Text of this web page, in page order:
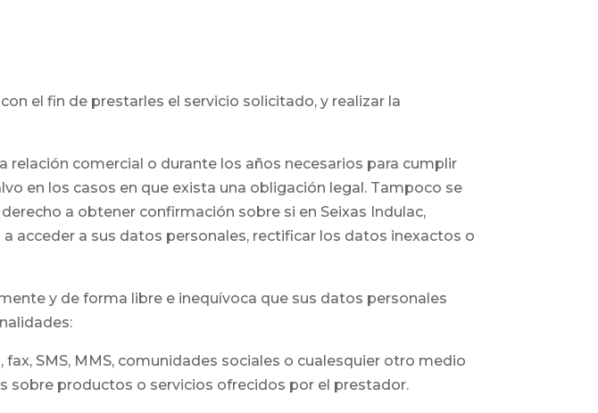
el fin de prestarles el servicio solicitado, y realizar la
comercial o durante los años necesarios para cumplir
en los casos en que exista una obligación legal. Tampoco se
a obtener confirmación sobre si en Seixas Indulac,
acceder a sus datos personales, rectificar los datos inexactos o
y de forma libre e inequívoca que sus datos personales
SMS, MMS, comunidades sociales o cualesquier otro medio
sobre productos o servicios ofrecidos por el prestador.